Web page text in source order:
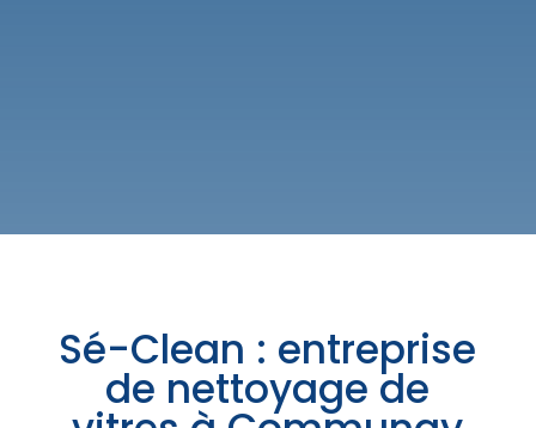
Sé-Clean : entreprise
de nettoyage de